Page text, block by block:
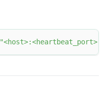
"<host>:<heartbeat_port>"